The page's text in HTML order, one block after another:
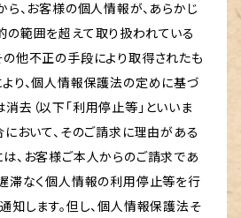
ら、お客様の個人情報が、あらかじ
範囲を超えて取り扱われている
他不正の手段により取得されたも
り、個人情報保護法の定めに基づ
去（以下「利用停止等」といいま
において、そのご請求に理由がある
、お客様ご本人からのご請求であ
滞なく個人情報の利用停止等を行
知します。但し、個人情報保護法そ